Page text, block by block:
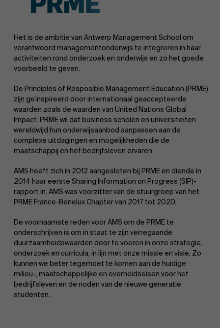
Programma's op maat
Het is de ambitie van Antwerp Management School om
verantwoord managementonderwijs te integreren in haar
activiteiten rond onderzoek en onderwijs en zo het goede
voorbeeld te geven.
De Principles of Resposible Management Education (PRME)
zijn geïnspireerd door internationaal geaccepteerde
waarden zoals de waarden van United Nations Global
Impact. PRME wil dat business scholen en universiteiten
wereldwijd hun onderwijsaanbod aanpassen aan de
complexe uitdagingen en mogelijkheden die de
maatschappij en het bedrijfsleven ervaren.
AMS heeft zich in 2012 aangesloten bij PRME en diende in
2014 haar eerste Sharing Information on Progress (SIP)-
rapport in. AMS was voorzitter van de stuurgroep van het
PRME France-Benelux Chapter van 2017 tot 2020.
De voornaamste reden voor AMS om de PRME te
onderschrijven is om in staat te zijn verregaande
duurzaamheidswaarden door te voeren in onze strategie,
onderzoek en curricula, in lijn met onze missie en visie. Zo
kunnen we beter tegemoet te komen aan de huidige
milieu-, maatschappelijke en overheidseisen voor het
bedrijfsleven en de noden van de nieuwe generatie
studenten.